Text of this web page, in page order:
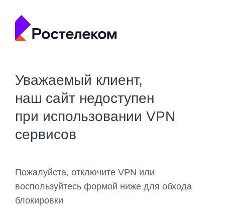
Уважаемый клиент,
наш сайт недоступен
при использовании VPN
сервисов
Пожалуйста, отключите VPN или
воспользуйтесь формой ниже для обхода
блокировки